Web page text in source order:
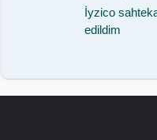
İyzico
edildim